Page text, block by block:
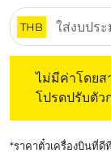
THB
ไม่มีค่าโดย
โปรดปรับตั
*ราคาตั๋วเครื่องบินที่